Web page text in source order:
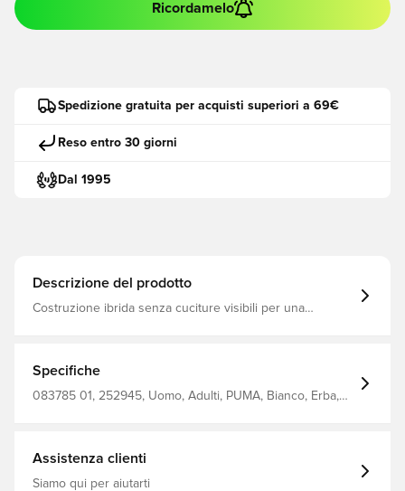
Ricordamelo
Spedizione gratuita per acquisti superiori a 69€
Reso entro 30 giorni
Dal 1995
Descrizione del prodotto
Costruzione ibrida senza cuciture visibili per una
+ PUMA AIR LOCK
Specifiche
083785 01, 252945, Uomo, Adulti, PUMA, Bianco, Erba,
Assistenza clienti
Siamo qui per aiutarti